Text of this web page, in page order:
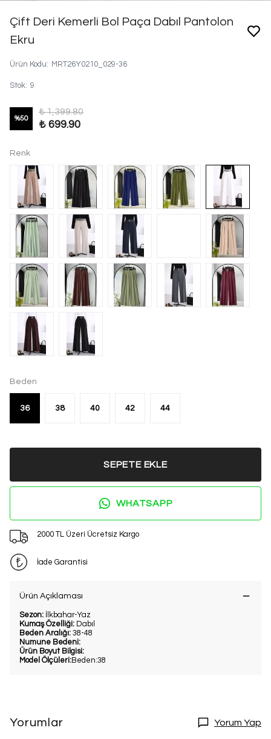
Çift Deri Kemerli Bol Paça Dabıl Pantolon
Ekru
Ürün Kodu: MRT26Y0210_029-36
Stok: 9
%50
₺ 1,399.80
₺ 699.90
Renk
Beden
36 38 40 42 44
SEPETE EKLE
WHATSAPP
2000 TL Üzeri Ücretsiz Kargo
İade Garantisi
Ürün Açıklaması
Sezon: İlkbahar-Yaz
Kumaş Özelliği: Dabıl
Beden Aralığı: 38-48
Numune Bedeni:
Ürün Boyut Bilgisi:
Model Ölçüleri:Beden:38
Yorumlar Yorum Yap